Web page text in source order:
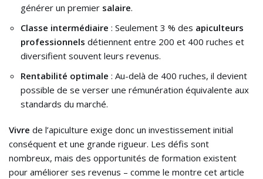
générer un premier salaire.
Classe intermédiaire : Seulement 3 % des apiculteurs
professionnels détiennent entre 200 et 400 ruches et
diversifient souvent leurs revenus.
Rentabilité optimale : Au-delà de 400 ruches, il devient
possible de se verser une rémunération équivalente aux
standards du marché.
Vivre de l’apiculture exige donc un investissement initial
conséquent et une grande rigueur. Les défis sont
nombreux, mais des opportunités de formation existent
pour améliorer ses revenus – comme le montre cet article